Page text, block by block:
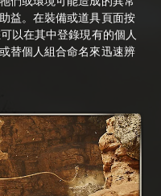
益。在裝備或道具頁面按
以在其中登錄現有的個人
替個人組合命名來迅速辨